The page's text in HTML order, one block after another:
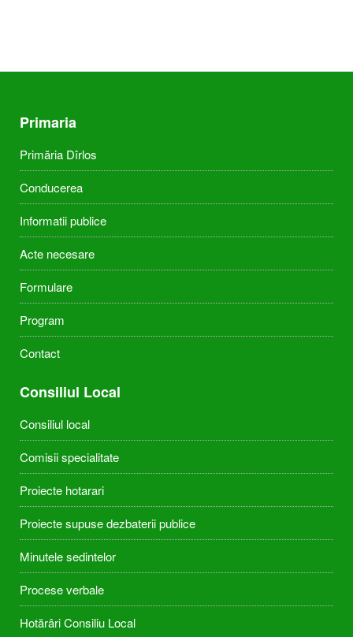
Primaria
Primăria Dîrlos
Conducerea
Informatii publice
Acte necesare
Formulare
Program
Contact
Consiliul Local
Consiliul local
Comisii specialitate
Proiecte hotarari
Proiecte supuse dezbaterii publice
Minutele sedintelor
Procese verbale
Hotărâri Consiliu Local